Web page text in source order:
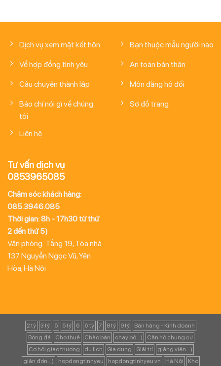
Dịch vụ xem mặt kết hôn
Về hợp đồng tình yêu
Câu chuyện thành lập
Báo chí nói gì về chúng
tôi
Liên hệ
Bạn thuộc mẫu người nào
An toàn bản thân
Môn đăng hộ đối
Sơ đồ trang
Tư vấn dịch vụ
0853965085
Chăm sóc khách hàng:
085.3946.085
Thời gian: 8h - 17h30 từ thứ
2 đến thứ 5)
Văn phòng: Tầng 19, Tòa nhà
137 Nguyễn Ngọc Vũ, Yên
Hòa, Hà Nội
2 tỷ 3 tỷ 5 5 tỷ 6 6 tỷ 7 8 tỷ 9 tỷ
Bán hàng - Kinh doanh
Bóng đá
Cho thuê Chào bán chạy bộ...)
Căn hộ chung cư
Cơ hội giao thương
du lịch Gia dụng Giải trí
giảng viên...)
giản đơn...)
hopdongtinhyeu hopdongtinhyeu.vn Hà Nội
Kho